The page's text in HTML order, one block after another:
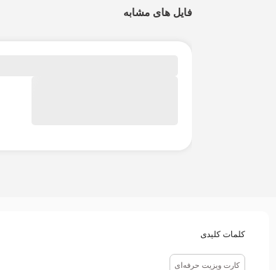
فایل های مشابه
کلمات کلیدی
کارت ویزیت حرفه‌ای